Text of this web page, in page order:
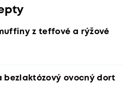
z teffové a rýžové
bezlaktózový ovocný dort